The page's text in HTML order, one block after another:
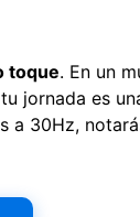
toque. En un
jornada es
a 30Hz,